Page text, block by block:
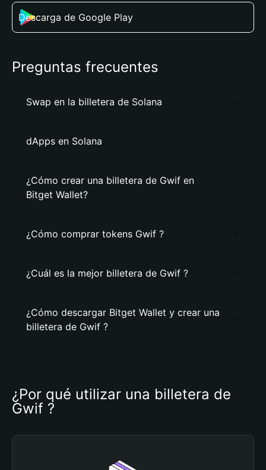
Descarga de Google Play
Preguntas frecuentes
Swap en la billetera de Solana
dApps en Solana
¿Cómo crear una billetera de Gwif en
Bitget Wallet?
¿Cómo comprar tokens Gwif ?
¿Cuál es la mejor billetera de Gwif ?
¿Cómo descargar Bitget Wallet y crear una
billetera de Gwif ?
¿Por qué utilizar una billetera de
Gwif ?